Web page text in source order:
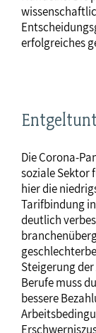
erfolgreiches
Die Corona-
soziale Sektor
hier die
Tarifbindung
deutlich
Steigerung
Berufe muss
bessere